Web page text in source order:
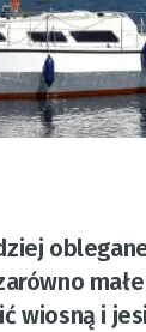
wiosną i